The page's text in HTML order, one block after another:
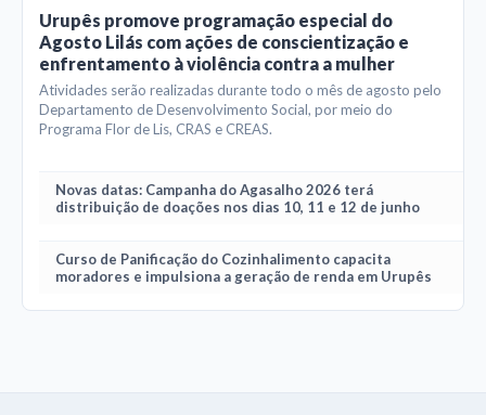
Urupês promove programação especial do
Agosto Lilás com ações de conscientização e
enfrentamento à violência contra a mulher
Atividades serão realizadas durante todo o mês de agosto pelo
Departamento de Desenvolvimento Social, por meio do
Programa Flor de Lis, CRAS e CREAS.
Novas datas: Campanha do Agasalho 2026 terá
distribuição de doações nos dias 10, 11 e 12 de junho
Curso de Panificação do Cozinhalimento capacita
moradores e impulsiona a geração de renda em Urupês